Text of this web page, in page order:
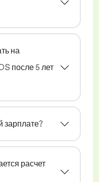
на
после 5 лет
зарплате?
расчет